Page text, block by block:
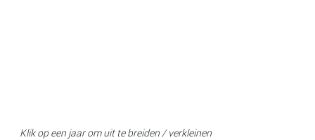
Klik op een jaar om uit te breiden / verkleinen